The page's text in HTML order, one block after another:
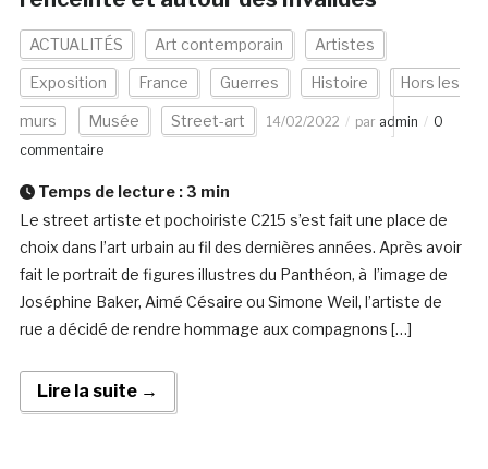
ACTUALITÉS Art contemporain Artistes
Exposition France Guerres Histoire Hors les
murs Musée Street-art 14/02/2022 par admin
0
commentaire
Temps de lecture : 3 min
Le street artiste et pochoiriste C215 s’est fait une place de
choix dans l’art urbain au fil des dernières années. Après avoir
fait le portrait de figures illustres du Panthéon, à l’image de
Joséphine Baker, Aimé Césaire ou Simone Weil, l’artiste de
rue a décidé de rendre hommage aux compagnons […]
Lire la suite →